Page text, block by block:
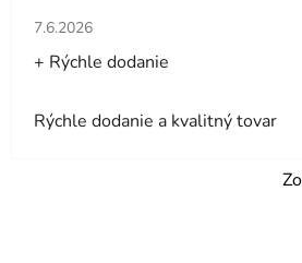
Hodnotenie obchodu je 5 z 5
7.6.2026
+ Rýchle dodanie
Rýchle dodanie a kvalitný tovar